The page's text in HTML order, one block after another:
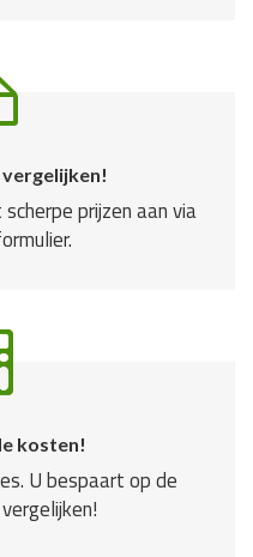
prijzen aan via
kosten!
U bespaart op de